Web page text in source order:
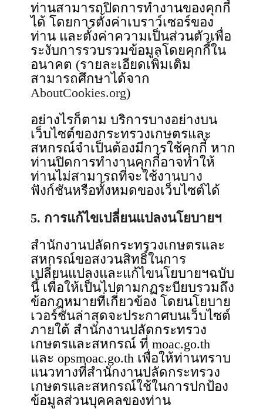
ท่านสามารถปิดการทำงานของคุกกี้
ได้ โดยการตั้งค่าเบราว์เซอร์ของ
ท่าน และตั้งค่าความเป็นส่วนตัวเพื่อ
ระงับการรวบรวมข้อมูลโดยคุกกี้ใน
อนาคต (รายละเอียดเพิ่มเติม
สามารถศึกษาได้จาก
AboutCookies.org)
อย่างไรก็ตาม บริการบางอย่างบน
เว็บไซต์ของกระทรวงเกษตรและ
สหกรณ์จำเป็นต้องมีการใช้คุกกี้ หาก
ท่านปิดการทำงานคุกกี้อาจทำให้
ท่านไม่สามารถที่จะใช้งานบาง
ฟังก์ชันหรือทั้งหมดของเว็บไซต์ได้
5. การแก้ไขเปลี่ยนแปลงนโยบายฯ
สำนักงานปลัดกระทรวงเกษตรและ
สหกรณ์ขอสงวนสิทธิ์ในการ
เปลี่ยนแปลงและแก้ไขนโยบายฯฉบับ
นี้ เพื่อให้เป็นไปตามกฏระบียบรวมถึง
ข้อกฎหมายที่เกี่ยวข้อง โดยนโยบาย
เวอร์ชันล่าสุดจะประกาศบนเว็บไซต์
ภายใต้ สำนักงานปลัดกระทรวง
เกษตรและสหกรณ์ ที่ moac.go.th
และ opsmoac.go.th เพื่อให้ท่านทราบ
แนวทางที่สำนักงานปลัดกระทรวง
เกษตรและสหกรณ์ใช้ในการปกป้อง
ข้อมูลส่วนบุคคลของท่าน